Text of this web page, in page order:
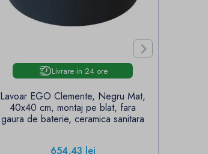
Livrare in 24 ore
Lavoar EGO Clemente, Negru Mat,
40x40 cm, montaj pe blat, fara
gaura de baterie, ceramica sanitara
Pret
654,43 lei
